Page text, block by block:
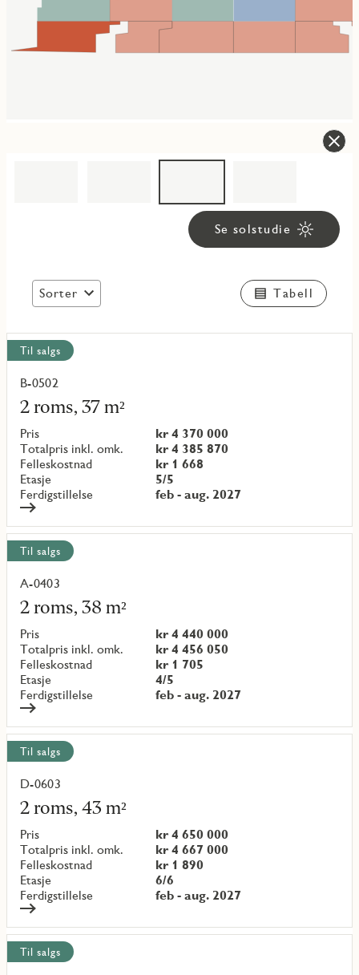
Se solstudie
Sorter Tabell
Vis
alle
objekt
Til salgs
B-0502
2 roms, 37 m²
Pris
kr 4 370 000
Totalpris inkl. omk.
kr 4 385 870
Felleskostnad
kr 1 668
Etasje
5/5
Ferdigstillelse
feb - aug. 2027
Les
mer
om
objekt
{objectNumber}
Til salgs
A-0403
2 roms, 38 m²
Pris
kr 4 440 000
Totalpris inkl. omk.
kr 4 456 050
Felleskostnad
kr 1 705
Etasje
4/5
Ferdigstillelse
feb - aug. 2027
Les
mer
om
objekt
{objectNumber}
Til salgs
D-0603
2 roms, 43 m²
Pris
kr 4 650 000
Totalpris inkl. omk.
kr 4 667 000
Felleskostnad
kr 1 890
Etasje
6/6
Ferdigstillelse
feb - aug. 2027
Les
mer
om
objekt
{objectNumber}
Til salgs